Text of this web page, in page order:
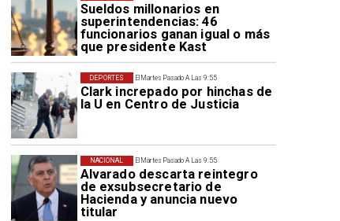
Sueldos millonarios en
superintendencias: 46
funcionarios ganan igual o más
que presidente Kast
El Martes Pasado A Las 9:55
Clark increpado por hinchas de
la U en Centro de Justicia
DEPORTES
El Martes Pasado A Las 9:55
Alvarado descarta reintegro
de exsubsecretario de
Hacienda y anuncia nuevo
titular
NACIONAL